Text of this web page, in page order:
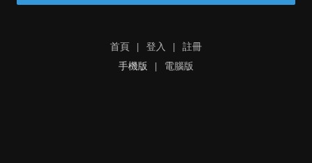
首頁 | 登入 |
註冊
手機版
| 電腦版